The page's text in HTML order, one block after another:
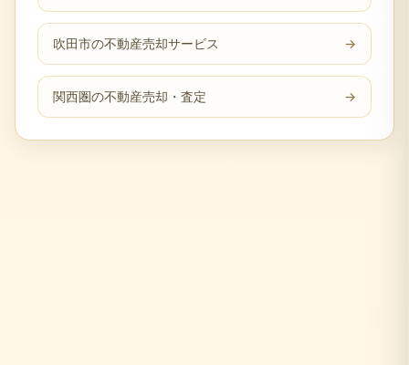
吹田市の不動産売却サービス →
関西圏の不動産売却・査定 →